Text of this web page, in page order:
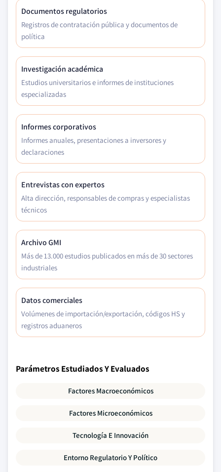
Documentos regulatorios
Registros de contratación pública y documentos de
política
Investigación académica
Estudios universitarios e informes de instituciones
especializadas
Informes corporativos
Informes anuales, presentaciones a inversores y
declaraciones
Entrevistas con expertos
Alta dirección, responsables de compras y especialistas
técnicos
Archivo GMI
Más de 13.000 estudios publicados en más de 30 sectores
industriales
Datos comerciales
Volúmenes de importación/exportación, códigos HS y
registros aduaneros
Parámetros Estudiados Y Evaluados
Factores Macroeconómicos
Factores Microeconómicos
Tecnología E Innovación
Entorno Regulatorio Y Político